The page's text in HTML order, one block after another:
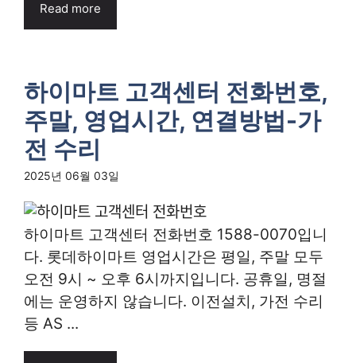
Read more
하이마트 고객센터 전화번호,
주말, 영업시간, 연결방법-가
전 수리
2025년 06월 03일
하이마트 고객센터 전화번호 1588-0070입니
다. 롯데하이마트 영업시간은 평일, 주말 모두
오전 9시 ~ 오후 6시까지입니다. 공휴일, 명절
에는 운영하지 않습니다. 이전설치, 가전 수리
등 AS ...